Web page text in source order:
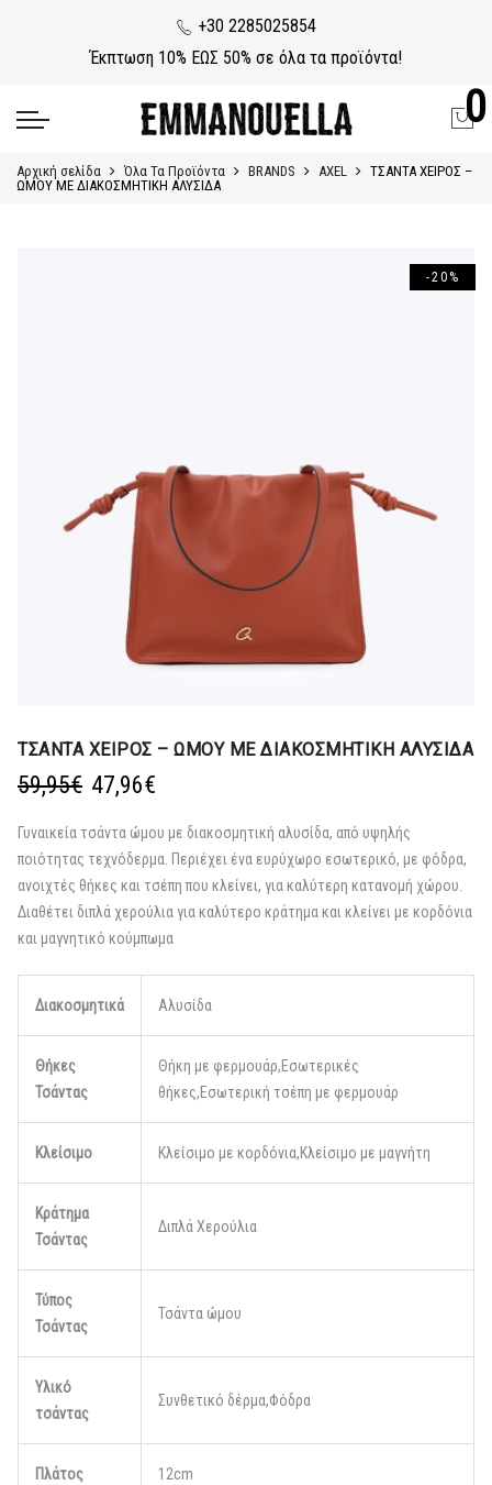
+30 2285025854
Έκπτωση 10% ΕΩΣ 50% σε όλα τα προϊόντα!
0
Αρχική σελίδα Όλα Τα Προϊόντα BRANDS AXEL
ΤΣΑΝΤΑ ΧΕΙΡΟΣ –
ΩΜΟΥ ΜΕ ΔΙΑΚΟΣΜΗΤΙΚΗ ΑΛΥΣΙΔΑ
-20%
ΤΣΑΝΤΑ ΧΕΙΡΟΣ – ΩΜΟΥ ΜΕ ΔΙΑΚΟΣΜΗΤΙΚΗ ΑΛΥΣΙΔΑ
59,95€ Original
was:
59,95€.
47,96€
τιμή
είναι:
47,96€.
Γυναικεία τσάντα ώμου με διακοσμητική αλυσίδα, από υψηλής
ποιότητας τεχνόδερμα. Περιέχει ένα ευρύχωρο εσωτερικό, με φόδρα,
ανοιχτές θήκες και τσέπη που κλείνει, για καλύτερη κατανομή χώρου.
Διαθέτει διπλά χερούλια για καλύτερο κράτημα και κλείνει με κορδόνια
και μαγνητικό κούμπωμα
Διακοσμητικά Αλυσίδα
Θήκες
Τσάντας
Θήκη με φερμουάρ,Εσωτερικές
θήκες,Εσωτερική τσέπη με φερμουάρ
Κλείσιμο Κλείσιμο με κορδόνια,Κλείσιμο με μαγνήτη
Κράτημα
Τσάντας
Διπλά Χερούλια
Τύπος
Τσάντας
Τσάντα ώμου
Υλικό
τσάντας
Συνθετικό δέρμα,Φόδρα
Πλάτος 12cm